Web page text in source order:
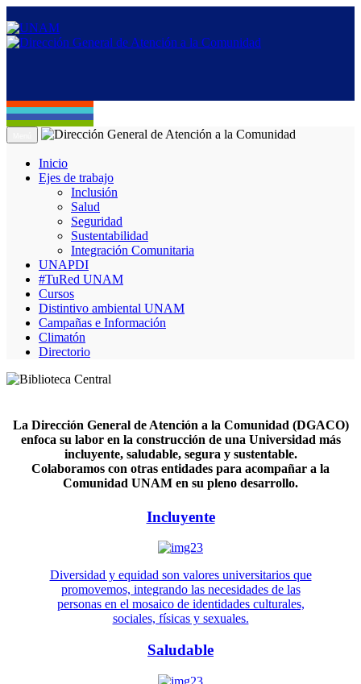
Inicio
Ejes de trabajo
Inclusión
Salud
Seguridad
Sustentabilidad
Integración Comunitaria
UNAPDI
#TuRed UNAM
Cursos
Distintivo ambiental UNAM
Campañas e Información
Climatón
Directorio
La Dirección General de Atención a la Comunidad (DGACO)
enfoca su labor en la construcción de una Universidad más
incluyente, saludable, segura y sustentable.
Colaboramos con otras entidades para acompañar a la
Comunidad UNAM en su pleno desarrollo.
Incluyente
Diversidad y equidad son valores universitarios que
promovemos, integrando las necesidades de las
personas en el mosaico de identidades culturales,
sociales, físicas y sexuales.
Saludable